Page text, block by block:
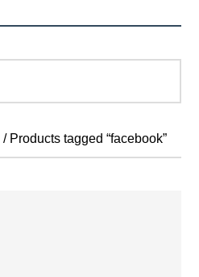
/Products tagged “facebook”